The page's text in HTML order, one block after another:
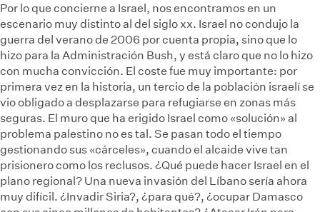
Por lo que concierne a Israel, nos encontramos en un
escenario muy distinto al del siglo xx. Israel no condujo la
guerra del verano de 2006 por cuenta propia, sino que lo
hizo para la Administración Bush, y está claro que no lo hizo
con mucha convicción. El coste fue muy importante: por
primera vez en la historia, un tercio de la población israelí se
vio obligado a desplazarse para refugiarse en zonas más
seguras. El muro que ha erigido Israel como «solución» al
problema palestino no es tal. Se pasan todo el tiempo
gestionando sus «cárceles», cuando el alcaide vive tan
prisionero como los reclusos. ¿Qué puede hacer Israel en el
plano regional? Una nueva invasión del Líbano sería ahora
muy difícil. ¿Invadir Siria?, ¿para qué?, ¿ocupar Damasco